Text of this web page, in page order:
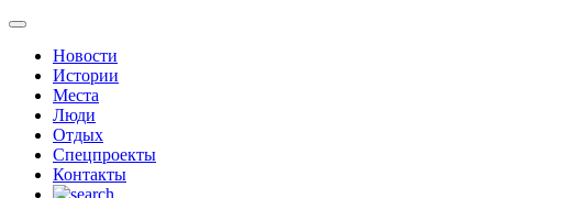
Новости
Истории
Места
Люди
Отдых
Спецпроекты
Контакты